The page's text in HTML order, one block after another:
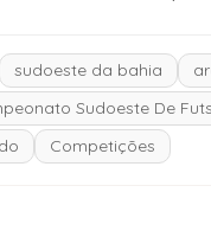
sudoeste da bahia
Sudoeste De
Competições